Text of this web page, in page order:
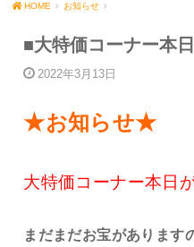
HOME お知らせ
■大特価コーナー本
2022年3月13日
★お知らせ★
大特価コーナー本日
まだまだお宝があります